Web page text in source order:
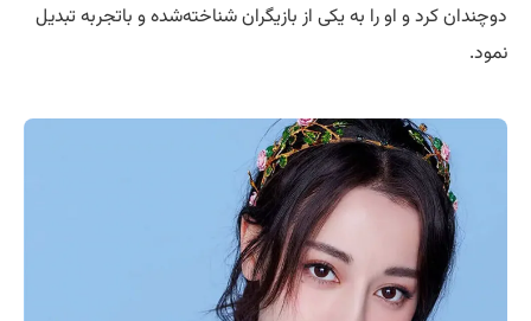
دوچندان کرد و او را به یکی از بازیگران شناخته‌شده و باتجربه تبدیل
نمود.